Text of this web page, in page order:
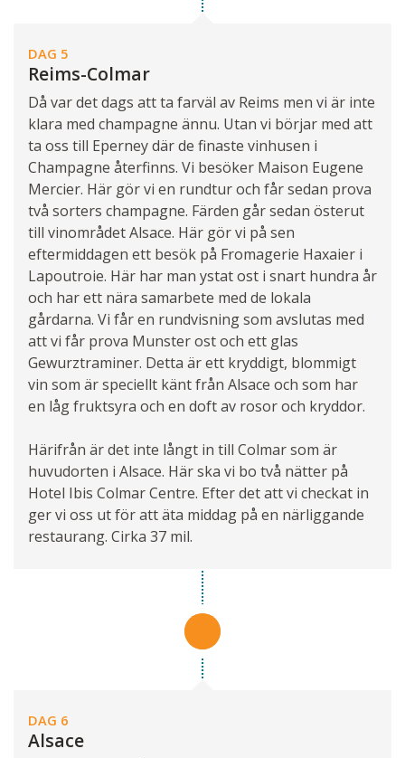
DAG 5
Reims-Colmar
Då var det dags att ta farväl av Reims men vi är inte
klara med champagne ännu. Utan vi börjar med att
ta oss till Eperney där de finaste vinhusen i
Champagne återfinns. Vi besöker Maison Eugene
Mercier. Här gör vi en rundtur och får sedan prova
två sorters champagne. Färden går sedan österut
till vinområdet Alsace. Här gör vi på sen
eftermiddagen ett besök på Fromagerie Haxaier i
Lapoutroie. Här har man ystat ost i snart hundra år
och har ett nära samarbete med de lokala
gårdarna. Vi får en rundvisning som avslutas med
att vi får prova Munster ost och ett glas
Gewurztraminer. Detta är ett kryddigt, blommigt
vin som är speciellt känt från Alsace och som har
en låg fruktsyra och en doft av rosor och kryddor.
Härifrån är det inte långt in till Colmar som är
huvudorten i Alsace. Här ska vi bo två nätter på
Hotel Ibis Colmar Centre. Efter det att vi checkat in
ger vi oss ut för att äta middag på en närliggande
restaurang. Cirka 37 mil.
DAG 6
Alsace